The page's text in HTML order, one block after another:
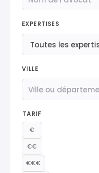
EXPERTISES
VILLE
TARIF
€
€€
€€€